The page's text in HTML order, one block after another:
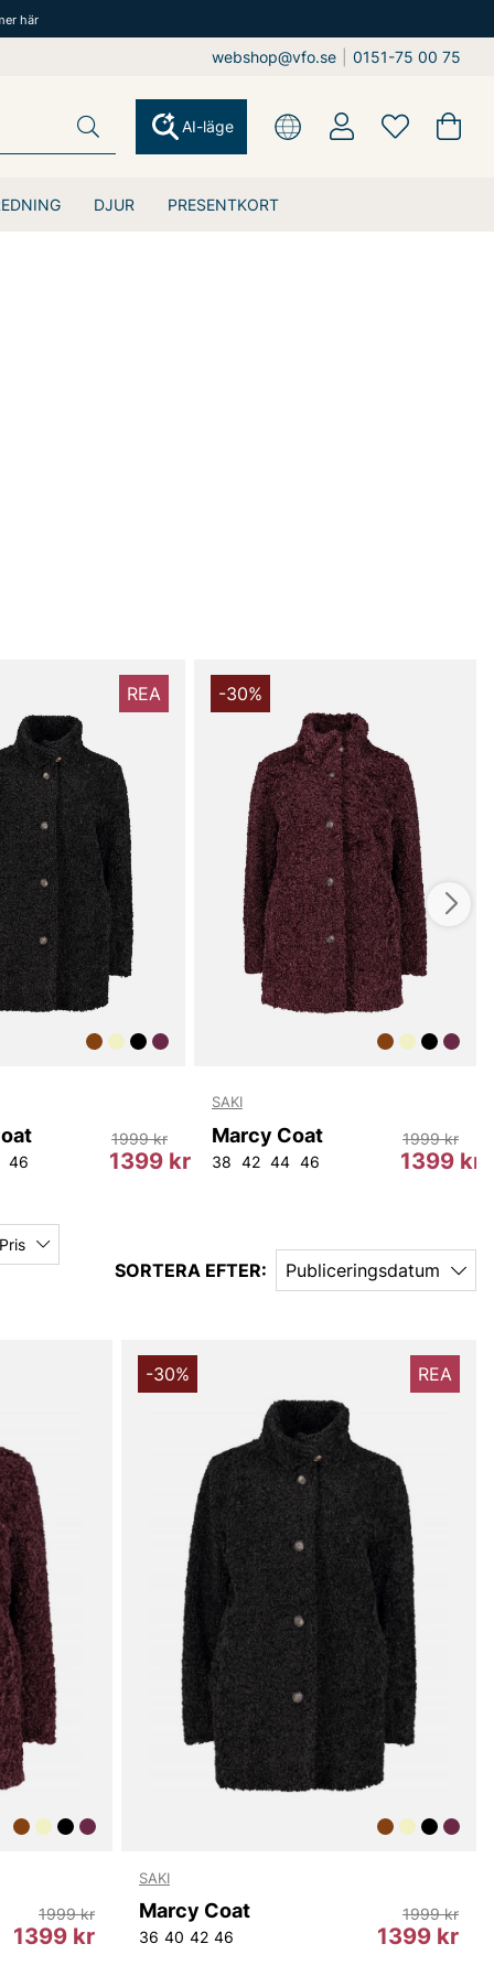
här
webshop@vfo.se 0151-75 00 75
DJUR PRESENTKORT
AI-läge
REA
46 1399 kr
1999 kr
-30%
SAKI
Marcy Coat
38 42 44 46 1399 kr
1999 kr
Pris
SORTERA EFTER: Publiceringsdatum
1399 kr
1999 kr
-30% REA
SAKI
Marcy Coat
36 40 42 46 1399 kr
1999 kr